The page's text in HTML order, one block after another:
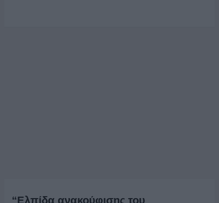
“Ελπίδα ανακούφισης του